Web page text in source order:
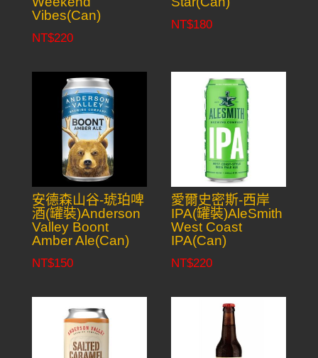
Vibes(Can)
NT$220
NT$180
安德森山谷-琥珀啤
酒(罐裝)Anderson
Valley Boont
Amber Ale(Can)
NT$150
愛爾史密斯-西岸
IPA(罐裝)AleSmith
West Coast
IPA(Can)
NT$220